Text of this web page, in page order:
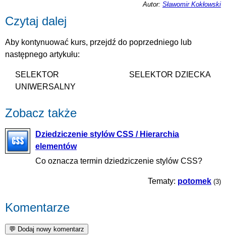
Autor: Sławomir Kokłowski
Czytaj dalej
Aby kontynuować kurs, przejdź do poprzedniego lub
następnego artykułu:
SELEKTOR
UNIWERSALNY
SELEKTOR DZIECKA
Zobacz także
Dziedziczenie stylów CSS / Hierarchia
elementów
Co oznacza termin dziedziczenie stylów CSS?
Tematy: potomek (3)
Komentarze